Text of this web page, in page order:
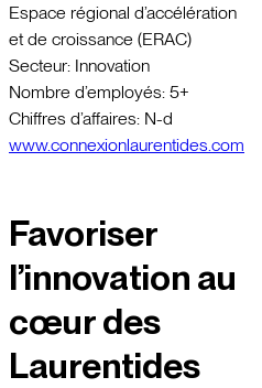
Espace régional d’accélération
et de croissance (ERAC)
Secteur: Innovation
Nombre d’employés: 5+
Chiffres d’affaires: N-d
www.connexionlaurentides.com
Favoriser
l’innovation au
cœur des
Laurentides